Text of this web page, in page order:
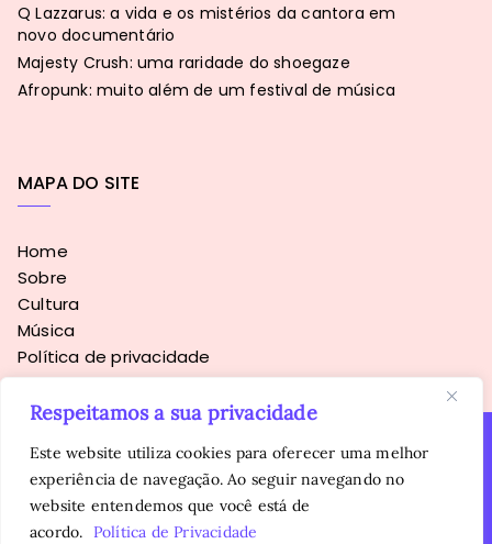
Respeitamos a sua privacidade
Este website utiliza cookies para oferecer uma melhor
experiência de navegação. Ao seguir navegando no
website entendemos que você está de
acordo. Política de Privacidade
Q Lazzarus: a vida e os mistérios da cantora em
novo documentário
Majesty Crush: uma raridade do shoegaze
Afropunk: muito além de um festival de música
MAPA DO SITE
Home
Sobre
Cultura
Música
Política de privacidade
Copyright © 2016 - 2026Sopa Alternativa. Todos os direitos
reservados.
É proibida a reprodução, total ou parcial, do conteúdo sem